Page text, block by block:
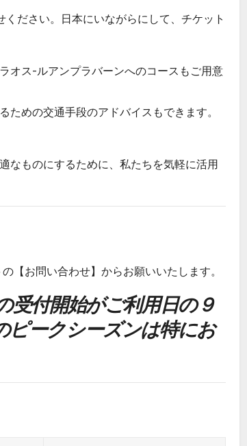
ださい。日本にいながらにして、チケット
オス-ルアンプラバーンへのコースもご用意
めの交通手段のアドバイスもできます。
なものにするために、私たちを気軽に活用
【お問い合わせ】からお願いいたします。
受付開始がご利用日の９
ピークシーズンは特にお